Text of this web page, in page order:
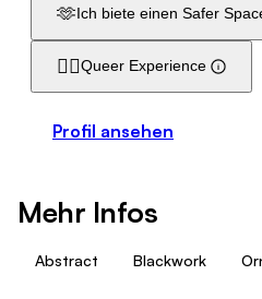
🫶Ich biete einen Safer
🏳️‍🌈Queer Experience
Profil ansehen
Mehr Infos
Abstract Blackwork